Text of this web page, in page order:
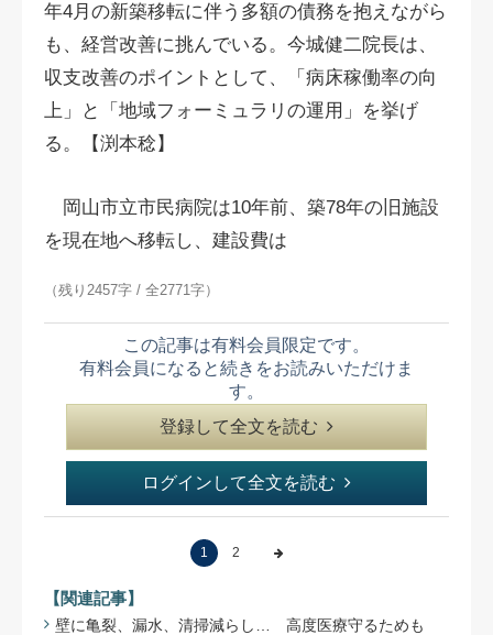
年4月の新築移転に伴う多額の債務を抱えながら
も、経営改善に挑んでいる。今城健二院長は、
収支改善のポイントとして、「病床稼働率の向
上」と「地域フォーミュラリの運用」を挙げ
る。【渕本稔】
岡山市立市民病院は10年前、築78年の旧施設
を現在地へ移転し、建設費は
（残り2457字 / 全2771字）
この記事は有料会員限定です。
有料会員になると続きをお読みいただけま
す。
登録して全文を読む
ログインして全文を読む
1 2
【関連記事】
壁に亀裂、漏水、清掃減らし… 高度医療守るためも